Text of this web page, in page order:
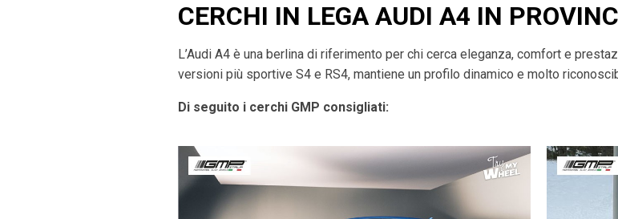
CERCHI IN LEGA AUDI A4 IN
L’Audi A4 è una berlina di riferimento per chi cerca eleganza, comfort e
versioni più sportive S4 e RS4, mantiene un profilo dinamico e molto
Di seguito i cerchi GMP consigliati: